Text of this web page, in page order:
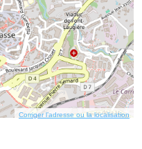
Corriger l’adresse ou la localisation